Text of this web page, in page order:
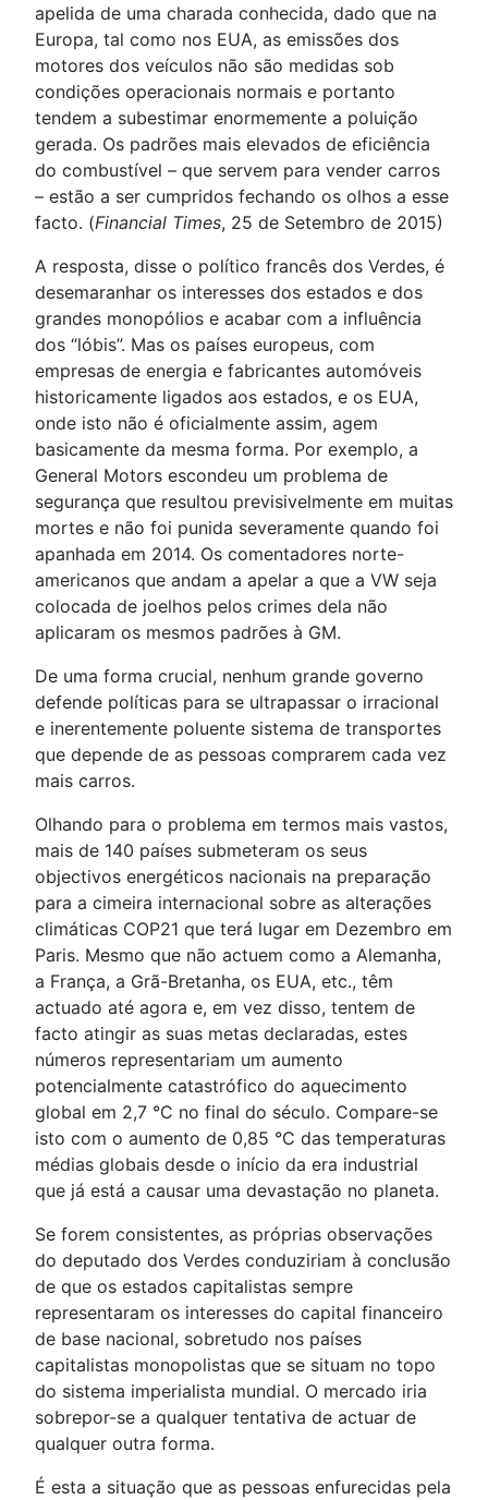
apelida de uma charada conhecida, dado que na
Europa, tal como nos EUA, as emissões dos
motores dos veículos não são medidas sob
condições operacionais normais e portanto
tendem a subestimar enormemente a poluição
gerada. Os padrões mais elevados de eficiência
do combustível – que servem para vender carros
– estão a ser cumpridos fechando os olhos a esse
facto. (Financial Times, 25 de Setembro de 2015)
A resposta, disse o político francês dos Verdes, é
desemaranhar os interesses dos estados e dos
grandes monopólios e acabar com a influência
dos “lóbis”. Mas os países europeus, com
empresas de energia e fabricantes automóveis
historicamente ligados aos estados, e os EUA,
onde isto não é oficialmente assim, agem
basicamente da mesma forma. Por exemplo, a
General Motors escondeu um problema de
segurança que resultou previsivelmente em muitas
mortes e não foi punida severamente quando foi
apanhada em 2014. Os comentadores norte-
americanos que andam a apelar a que a VW seja
colocada de joelhos pelos crimes dela não
aplicaram os mesmos padrões à GM.
De uma forma crucial, nenhum grande governo
defende políticas para se ultrapassar o irracional
e inerentemente poluente sistema de transportes
que depende de as pessoas comprarem cada vez
mais carros.
Olhando para o problema em termos mais vastos,
mais de 140 países submeteram os seus
objectivos energéticos nacionais na preparação
para a cimeira internacional sobre as alterações
climáticas COP21 que terá lugar em Dezembro em
Paris. Mesmo que não actuem como a Alemanha,
a França, a Grã-Bretanha, os EUA, etc., têm
actuado até agora e, em vez disso, tentem de
facto atingir as suas metas declaradas, estes
números representariam um aumento
potencialmente catastrófico do aquecimento
global em 2,7 °C no final do século. Compare-se
isto com o aumento de 0,85 °C das temperaturas
médias globais desde o início da era industrial
que já está a causar uma devastação no planeta.
Se forem consistentes, as próprias observações
do deputado dos Verdes conduziriam à conclusão
de que os estados capitalistas sempre
representaram os interesses do capital financeiro
de base nacional, sobretudo nos países
capitalistas monopolistas que se situam no topo
do sistema imperialista mundial. O mercado iria
sobrepor-se a qualquer tentativa de actuar de
qualquer outra forma.
É esta a situação que as pessoas enfurecidas pela